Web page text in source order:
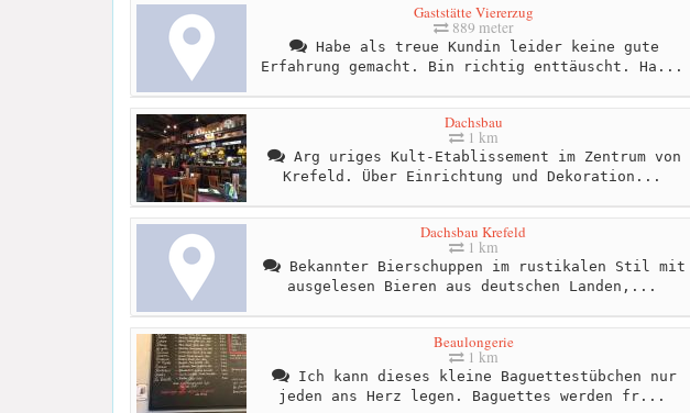
Gaststätte Viererzug
889 meter
Habe als treue Kundin leider keine gute
Erfahrung gemacht. Bin richtig enttäuscht. Ha...
Dachsbau
1 km
Arg uriges Kult-Etablissement im Zentrum von
Krefeld. Über Einrichtung und Dekoration...
Dachsbau Krefeld
1 km
Bekannter Bierschuppen im rustikalen Stil mit
ausgelesen Bieren aus deutschen Landen,...
Beaulongerie
1 km
Ich kann dieses kleine Baguettestübchen nur
jeden ans Herz legen. Baguettes werden fr...